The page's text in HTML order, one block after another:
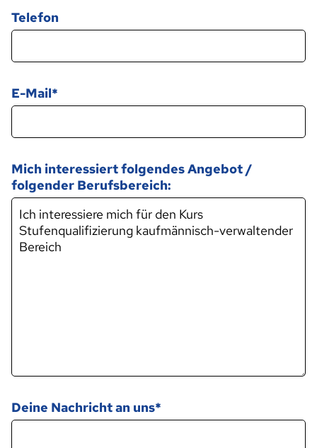
Telefon
E-Mail
Mich interessiert folgendes Angebot /
folgender Berufsbereich:
Deine Nachricht an uns